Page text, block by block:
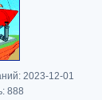
2023-12-01
888